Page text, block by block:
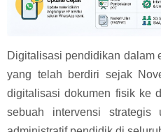
Digitalisasi pendidikan dalam
yang telah berdiri sejak
digitalisasi dokumen fisik ke
sebuah intervensi strategis